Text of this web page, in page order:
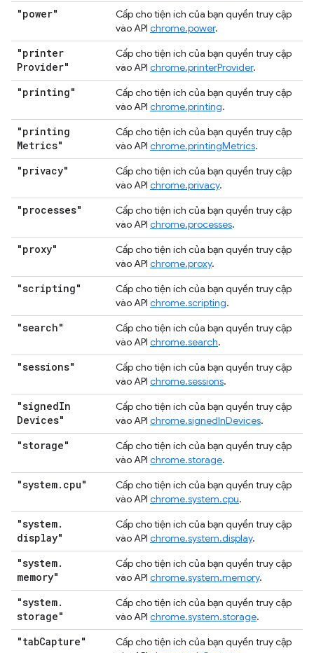
"power"
Cấp cho tiện ích của bạn quyền truy cập
vào API chrome.power.
"printer
Provider"
Cấp cho tiện ích của bạn quyền truy cập
vào API chrome.printerProvider.
"printing"
Cấp cho tiện ích của bạn quyền truy cập
vào API chrome.printing.
"printing
Metrics"
Cấp cho tiện ích của bạn quyền truy cập
vào API chrome.printingMetrics.
"privacy"
Cấp cho tiện ích của bạn quyền truy cập
vào API chrome.privacy.
"processes"
Cấp cho tiện ích của bạn quyền truy cập
vào API chrome.processes.
"proxy"
Cấp cho tiện ích của bạn quyền truy cập
vào API chrome.proxy.
"scripting"
Cấp cho tiện ích của bạn quyền truy cập
vào API chrome.scripting.
"search"
Cấp cho tiện ích của bạn quyền truy cập
vào API chrome.search.
"sessions"
Cấp cho tiện ích của bạn quyền truy cập
vào API chrome.sessions.
"signedIn
Devices"
Cấp cho tiện ích của bạn quyền truy cập
vào API chrome.signedInDevices.
"storage"
Cấp cho tiện ích của bạn quyền truy cập
vào API chrome.storage.
"system. cpu"
Cấp cho tiện ích của bạn quyền truy cập
vào API chrome.system.cpu.
"system.
display"
Cấp cho tiện ích của bạn quyền truy cập
vào API chrome.system.display.
"system.
memory"
Cấp cho tiện ích của bạn quyền truy cập
vào API chrome.system.memory.
"system.
storage"
Cấp cho tiện ích của bạn quyền truy cập
vào API chrome.system.storage.
"tabCapture"
Cấp cho tiện ích của bạn quyền truy cập